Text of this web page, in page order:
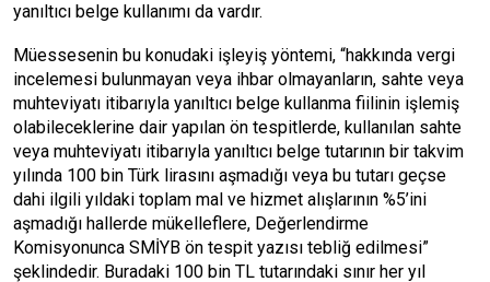
yanıltıcı belge kullanımı da vardır.
Müessesenin bu konudaki işleyiş yöntemi, “hakkında vergi
incelemesi bulunmayan veya ihbar olmayanların, sahte veya
muhteviyatı itibarıyla yanıltıcı belge kullanma fiilinin işlemiş
olabileceklerine dair yapılan ön tespitlerde, kullanılan sahte
veya muhteviyatı itibarıyla yanıltıcı belge tutarının bir takvim
yılında 100 bin Türk lirasını aşmadığı veya bu tutarı geçse
dahi ilgili yıldaki toplam mal ve hizmet alışlarının %5’ini
aşmadığı hallerde mükelleflere, Değerlendirme
Komisyonunca SMİYB ön tespit yazısı tebliğ edilmesi”
şeklindedir. Buradaki 100 bin TL tutarındaki sınır her yıl